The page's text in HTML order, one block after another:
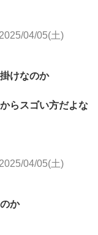
2025/04/05(土)
けなのか
らスゴい方だよな
2025/04/05(土)
か